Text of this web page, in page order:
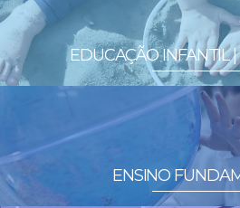
EDUCAÇÃO INFANTIL
ENSINO